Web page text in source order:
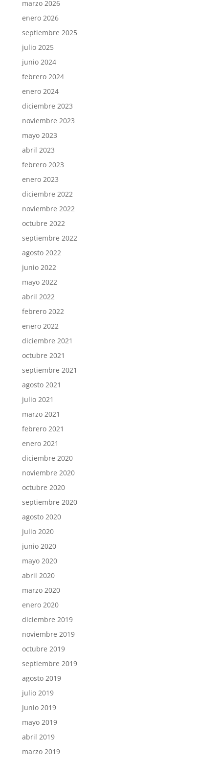
marzo 2026
enero 2026
septiembre 2025
julio 2025
junio 2024
febrero 2024
enero 2024
diciembre 2023
noviembre 2023
mayo 2023
abril 2023
febrero 2023
enero 2023
diciembre 2022
noviembre 2022
octubre 2022
septiembre 2022
agosto 2022
junio 2022
mayo 2022
abril 2022
febrero 2022
enero 2022
diciembre 2021
octubre 2021
septiembre 2021
agosto 2021
julio 2021
marzo 2021
febrero 2021
enero 2021
diciembre 2020
noviembre 2020
octubre 2020
septiembre 2020
agosto 2020
julio 2020
junio 2020
mayo 2020
abril 2020
marzo 2020
enero 2020
diciembre 2019
noviembre 2019
octubre 2019
septiembre 2019
agosto 2019
julio 2019
junio 2019
mayo 2019
abril 2019
marzo 2019